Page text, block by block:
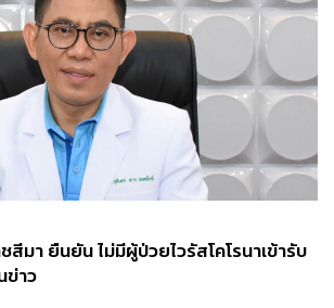
สีมา ยืนยัน ไม่มีผู้ป่วยไวรัสโคโรนาเข้ารับ
ข่าว